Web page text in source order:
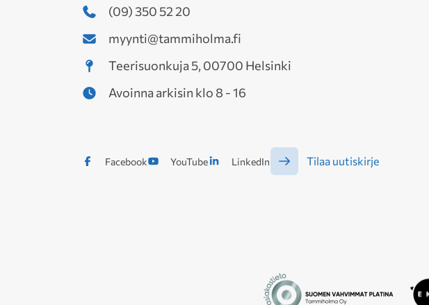
(09) 350 52 20
myynti@tammiholma.fi
Teerisuonkuja 5, 00700 Helsinki
Avoinna arkisin klo 8 - 16
Facebook YouTube LinkedIn Tilaa uutiskirje